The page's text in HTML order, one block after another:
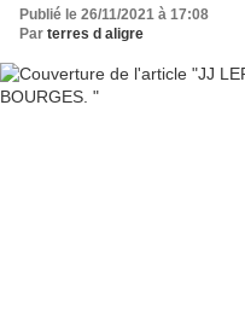
Publié le 26/11/2021 à 17:08
Par terres d aligre